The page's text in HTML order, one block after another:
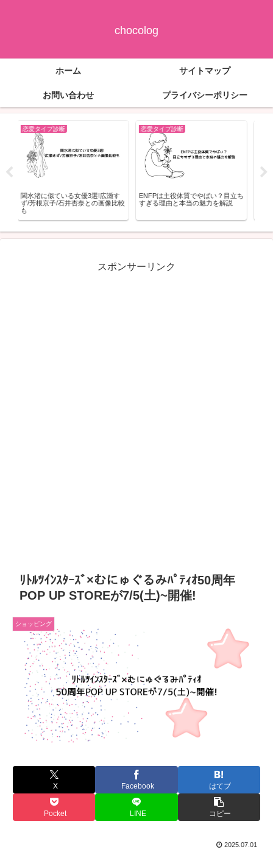
chocolog
ホーム サイトマップ
お問い合わせ プライバシーポリシー
恋愛タイプ診断
ENFPは主役体質でやばい？目立ち
すぎる理由と本当の魅力を解説
恋愛タイプ診断
【ILLIT】ﾗｺｽﾃｺﾗﾎﾞ(日本限定)が8
月2日発売!販売店舗やﾗｲﾝﾅｯﾌﾟなど
スポンサーリンク
ﾘﾄﾙﾂｲﾝｽﾀｰｽﾞ×むにゅぐるみﾊﾟﾃｨｵ50周年
POP UP STOREが7/5(土)~開催!
ショッピング
X Facebook はてブ
Pocket LINE コピー
2025.07.01